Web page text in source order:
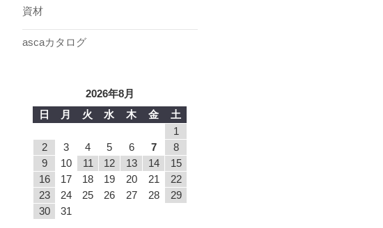
資材
ascaカタログ
2026年8月
日
月 火 水 木 金
土
1
2
3 4 5 6 7
8
9
10 11 12 13 14
15
16
17 18 19 20 21
22
23
24 25 26 27 28
29
30
31